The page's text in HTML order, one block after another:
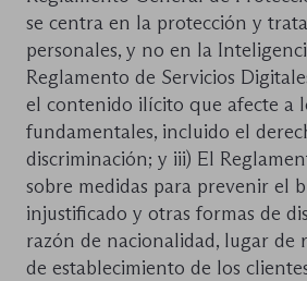
se centra en la protección y
personales, y no en la
Reglamento de Servicios
el contenido ilícito que afecte a
fundamentales, incluido el
discriminación; y iii) El
sobre medidas para prevenir el
injustificado y otras formas de
razón de nacionalidad, lugar de
de establecimiento de los